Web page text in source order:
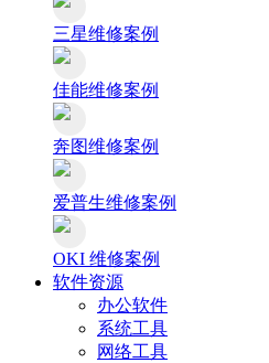
三星维修案例
佳能维修案例
奔图维修案例
爱普生维修案例
OKI 维修案例
软件资源
办公软件
系统工具
网络工具